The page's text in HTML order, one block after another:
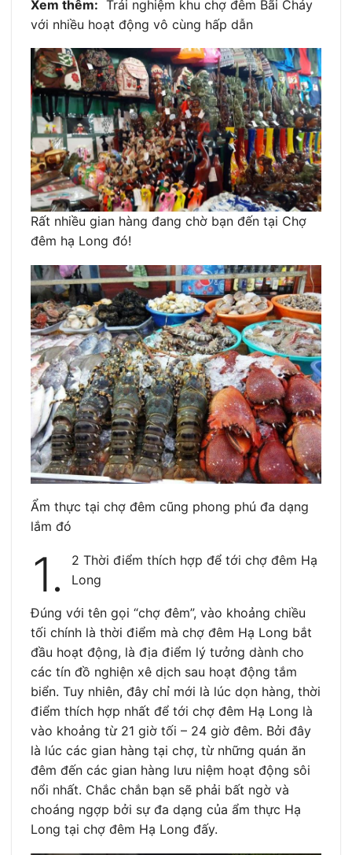
Xem thêm: Trải nghiệm khu chợ đêm Bãi Cháy
với nhiều hoạt động vô cùng hấp dẫn
Rất nhiều gian hàng đang chờ bạn đến tại Chợ
đêm hạ Long đó!
Ẩm thực tại chợ đêm cũng phong phú đa dạng
lắm đó
1.
2 Thời điểm thích hợp để tới chợ đêm Hạ
Long
Đúng với tên gọi “chợ đêm”, vào khoảng chiều
tối chính là thời điểm mà chợ đêm Hạ Long bắt
đầu hoạt động, là địa điểm lý tưởng dành cho
các tín đồ nghiện xê dịch sau hoạt động tắm
biển. Tuy nhiên, đây chỉ mới là lúc dọn hàng, thời
điểm thích hợp nhất để tới chợ đêm Hạ Long là
vào khoảng từ 21 giờ tối – 24 giờ đêm. Bởi đây
là lúc các gian hàng tại chợ, từ những quán ăn
đêm đến các gian hàng lưu niệm hoạt động sôi
nổi nhất. Chắc chắn bạn sẽ phải bất ngờ và
choáng ngợp bởi sự đa dạng của ẩm thực Hạ
Long tại chợ đêm Hạ Long đấy.